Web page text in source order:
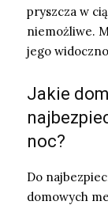
pryszcza w
niemożliwe.
jego
Jakie
noc?
Do
domowych